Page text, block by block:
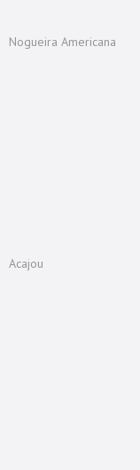
Nogueira Americana
Acajou